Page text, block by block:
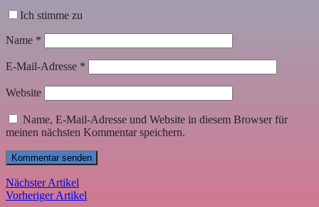
Ich stimme zu
Name *
E-Mail-Adresse *
Website
Name, E-Mail-Adresse und Website in diesem Browser für
meinen nächsten Kommentar speichern.
Nächster Artikel
Vorheriger Artikel